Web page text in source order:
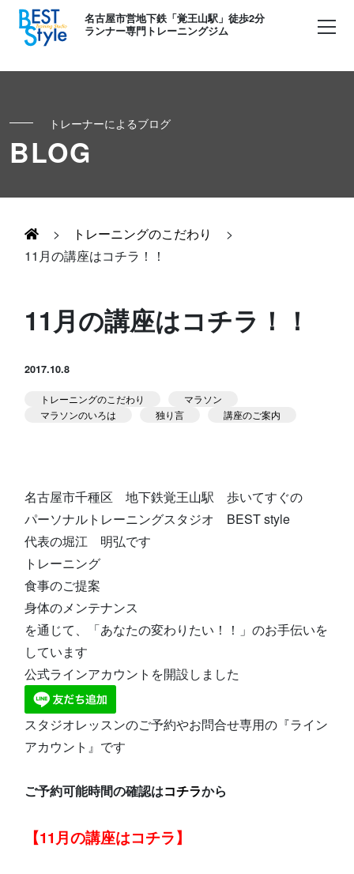
名古屋市営地下鉄「覚王山駅」徒歩2分
ランナー専門トレーニングジム
初めての方へ
お客様の声
Runner's パーソナル
キッズ・かけっこ
お知らせ
堀江のブログ
アクセス
体験予約する
トレーナーによるブログ
BLOG
> トレーニングのこだわり
>
11月の講座はコチラ！！
11月の講座はコチラ！！
2017.10.8
トレーニングのこだわり
マラソン
マラソンのいろは
独り言 講座のご案内
名古屋市千種区 地下鉄覚王山駅 歩いてすぐの
パーソナルトレーニングスタジオ BEST style
代表の堀江 明弘です
トレーニング
食事のご提案
身体のメンテナンス
を通じて、「あなたの変わりたい！！」のお手伝いを
しています
公式ラインアカウントを開設しました
スタジオレッスンのご予約やお問合せ専用の『ライン
アカウント』です
ご予約可能時間の確認はコチラから
【11月の講座はコチラ】